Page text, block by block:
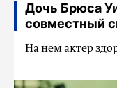
Дочь Брюса
совместный
На нем актер